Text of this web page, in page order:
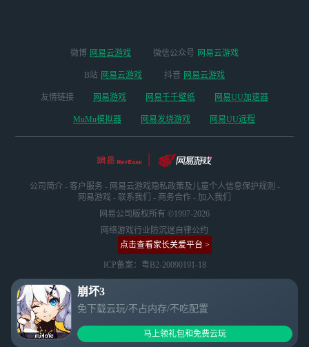
崩坏3
免下载云玩/不占内存/不吃配置
马上领礼包和免费云玩
微博 网易云游戏 微信公众号 网易云游戏
B站 网易云游戏 抖音 网易云游戏
友情链接 网易游戏 网易千千壁纸 网易UU加速器
MuMu模拟器 网易发烧游戏 网易UU远程
公司简介 - 客户服务 - 网易云游戏隐私政策及儿童个人信息保护规则 -
网易游戏 - 联系我们 - 商务合作 - 加入我们
网易公司版权所有 ©1997-2026
网络游戏行业防沉迷自律公约
点击查看家长关爱平台 >
ICP备案：粤B2-20090191-18